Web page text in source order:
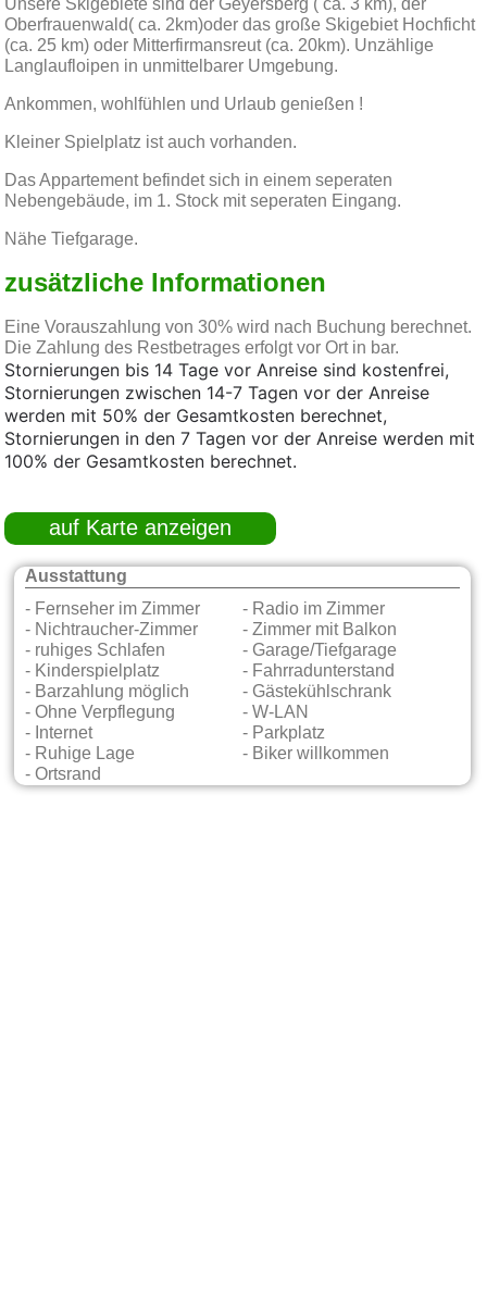
Unsere Skigebiete sind der Geyersberg ( ca. 3 km), der
Oberfrauenwald( ca. 2km)oder das große Skigebiet Hochficht
(ca. 25 km) oder Mitterfirmansreut (ca. 20km). Unzählige
Langlaufloipen in unmittelbarer Umgebung.
Ankommen, wohlfühlen und Urlaub genießen !
Kleiner Spielplatz ist auch vorhanden.
Das Appartement befindet sich in einem seperaten
Nebengebäude, im 1. Stock mit seperaten Eingang.
Nähe Tiefgarage.
zusätzliche Informationen
Eine Vorauszahlung von 30% wird nach Buchung berechnet.
Die Zahlung des Restbetrages erfolgt vor Ort in bar.
Stornierungen bis 14 Tage vor Anreise sind kostenfrei,
Stornierungen zwischen 14-7 Tagen vor der Anreise
werden mit 50% der Gesamtkosten berechnet,
Stornierungen in den 7 Tagen vor der Anreise werden mit
100% der Gesamtkosten berechnet.
auf Karte anzeigen
Ausstattung
- Fernseher im Zimmer
- Radio im Zimmer
- Nichtraucher-Zimmer
- Zimmer mit Balkon
- ruhiges Schlafen
- Garage/Tiefgarage
- Kinderspielplatz
- Fahrradunterstand
- Barzahlung möglich
- Gästekühlschrank
- Ohne Verpflegung
- W-LAN
- Internet
- Parkplatz
- Ruhige Lage
- Biker willkommen
- Ortsrand